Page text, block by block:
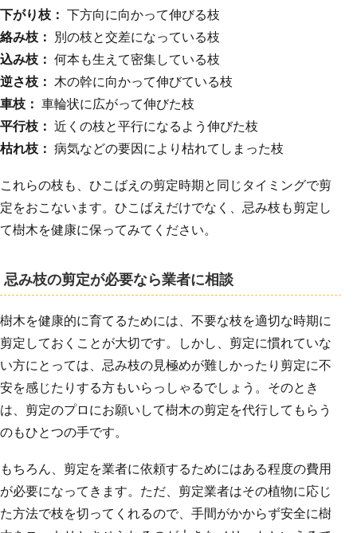
下がり枝： 下方向に向かって伸びる枝
絡み枝：
別の枝と交差になっている枝
込み枝： 何本も生えて密集している枝
逆さ枝：
木の幹に向かって伸びている枝
車枝： 車輪状に広がって伸びた枝
平行枝： 近くの枝と平行になるよう伸びた枝
枯れ枝： 病気などの要因により枯れてしまった枝
これらの枝も、ひこばえの剪定時期と同じタイミングで剪
定をおこないます。ひこばえだけでなく、忌み枝も剪定し
て樹木を健康に保ってみてください。
忌み枝の剪定が必要なら業者に相談
樹木を健康的に育てるためには、不要な枝を適切な時期に
剪定しておくことが大切です。しかし、剪定に慣れていな
い方にとっては、忌み枝の見極めが難しかったり剪定に不
安を感じたりする方もいらっしゃるでしょう。そのとき
は、剪定のプロにお願いして樹木の剪定を代行してもらう
のもひとつの手です。
もちろん、剪定を業者に依頼するためにはある程度の費用
が必要になってきます。ただ、剪定業者はその植物に応じ
た方法で枝を切ってくれるので、手間がかからず安全に樹